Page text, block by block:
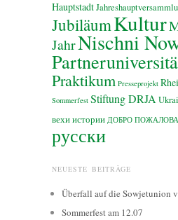
Hauptstadt
JubiläumKultur
JahrNischni
Praktikum Presseprojekt
Sommerfest Stiftung DRJA
вехи истории ДОБРО
русски
NEUESTE BEITRÄGE
Überfall auf die Sowjetunion
Sommerfest am 12.07